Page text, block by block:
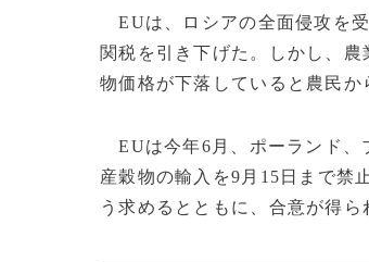
EUは、ロシアの全面侵攻を
関税を引き下げた。しかし、
物価格が下落していると農民か
EUは今年6月、ポーランド、
産穀物の輸入を9月15日まで禁
う求めるとともに、合意が得